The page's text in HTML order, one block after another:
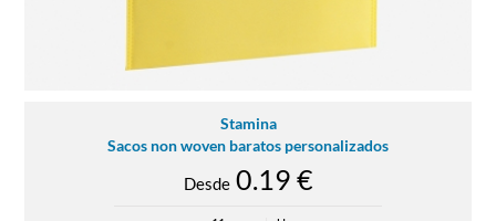
Stamina
Sacos non woven baratos personalizados
Desde0.19 €